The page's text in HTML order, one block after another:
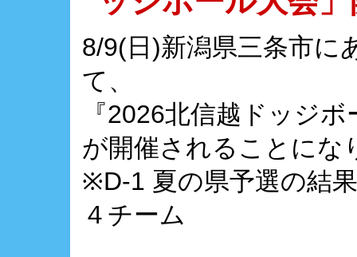
8/9(日)新潟県三条市に
て、
『2026北信越ドッジ
が開催されることにな
※D-1 夏の県予選の結
４チーム